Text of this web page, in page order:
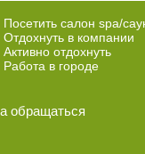
Посетить салон spa/
Отдохнуть в компании
Активно отдохнуть
Работа в городе
обращаться